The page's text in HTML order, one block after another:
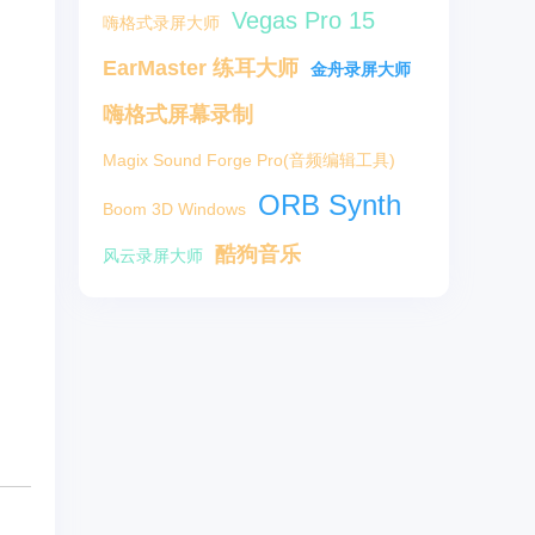
嗨格式录屏大师 Vegas Pro 15
EarMaster 练耳大师 金舟录屏大师
嗨格式屏幕录制
Magix Sound Forge Pro(音频编辑工具)
Boom 3D Windows ORB Synth
风云录屏大师 酷狗音乐